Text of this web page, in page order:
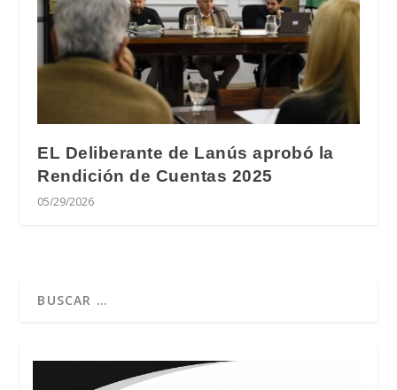
EL Deliberante de Lanús aprobó la
Rendición de Cuentas 2025
05/29/2026